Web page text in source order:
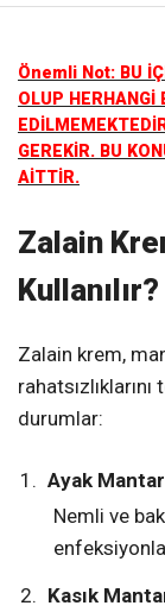
Önemli Not: BU
OLUP HERHANGİ
GEREKİR. BU
AİTTİR.
Zalain
Kullanılır?
Zalain krem,
durumlar:
Ayak
Nemli ve
Kasık